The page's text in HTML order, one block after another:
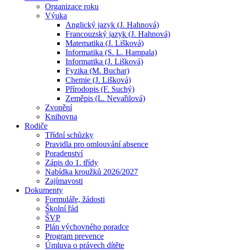
Organizace roku
Výuka
Anglický jazyk (J. Hahnová)
Francouzský jazyk (J. Hahnová)
Matematika (J. Lišková)
Informatika (S. L. Hampala)
Informatika (J. Lišková)
Fyzika (M. Buchar)
Chemie (J. Lišková)
Přírodopis (F. Suchý)
Zeměpis (L. Nevařilová)
Zvonění
Knihovna
Rodiče
Třídní schůzky
Pravidla pro omlouvání absence
Poradenství
Zápis do 1. třídy
Nabídka kroužků 2026/2027
Zajímavosti
Dokumenty
Formuláře, žádosti
Školní řád
ŠVP
Plán výchovného poradce
Program prevence
Úmluva o právech dítěte